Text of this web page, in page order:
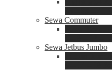
Sewa Commuter
Sewa Jetbus Jumbo